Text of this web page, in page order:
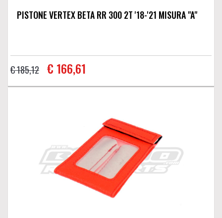
PISTONE VERTEX BETA RR 300 2T '18-'21 MISURA "A"
€ 185,12 € 166,61